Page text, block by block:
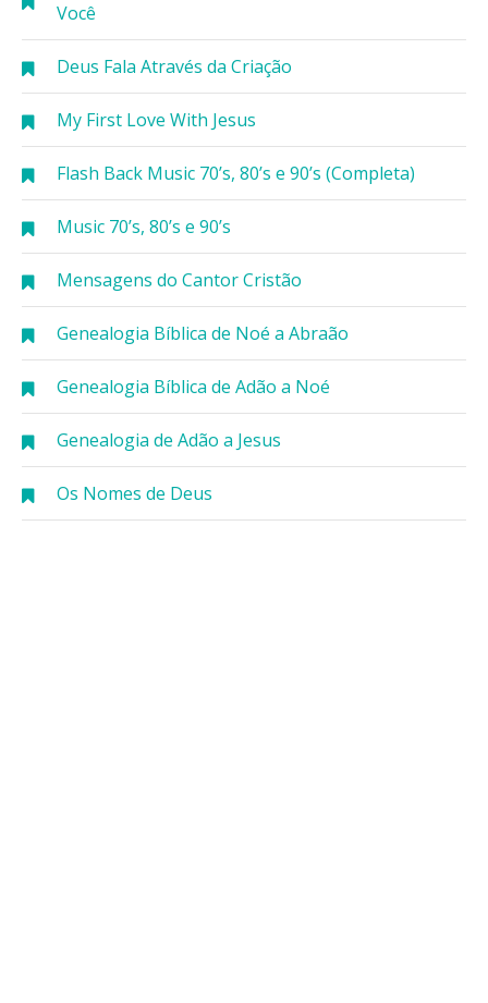
Você
Deus Fala Através da Criação
My First Love With Jesus
Flash Back Music 70’s, 80’s e 90’s (Completa)
Music 70’s, 80’s e 90’s
Mensagens do Cantor Cristão
Genealogia Bíblica de Noé a Abraão
Genealogia Bíblica de Adão a Noé
Genealogia de Adão a Jesus
Os Nomes de Deus